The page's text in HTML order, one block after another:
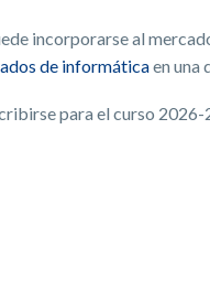
incorporarse al
de informáticaen una
para el curso